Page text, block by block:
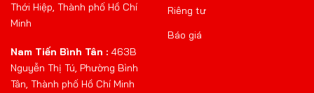
Thới Hiệp, Thành phố Hồ Chí
Minh
Nam Tiến Bình Tân : 463B
Nguyễn Thị Tú, Phường Bình
Tân, Thành phố Hồ Chí Minh
Riêng tư
Báo giá